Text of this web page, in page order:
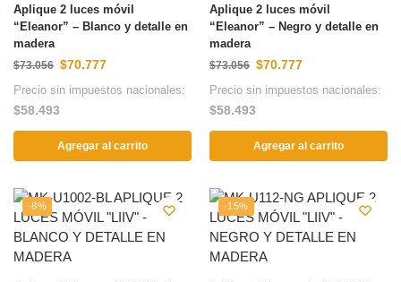
Aplique 2 luces móvil
“Eleanor” – Blanco y detalle en
madera
$73.056 $70.777
Precio sin impuestos nacionales:
$58.493
Agregar al carrito
Aplique 2 luces móvil
“Eleanor” – Negro y detalle en
madera
$73.056 $70.777
Precio sin impuestos nacionales:
$58.493
Agregar al carrito
-8% -15%